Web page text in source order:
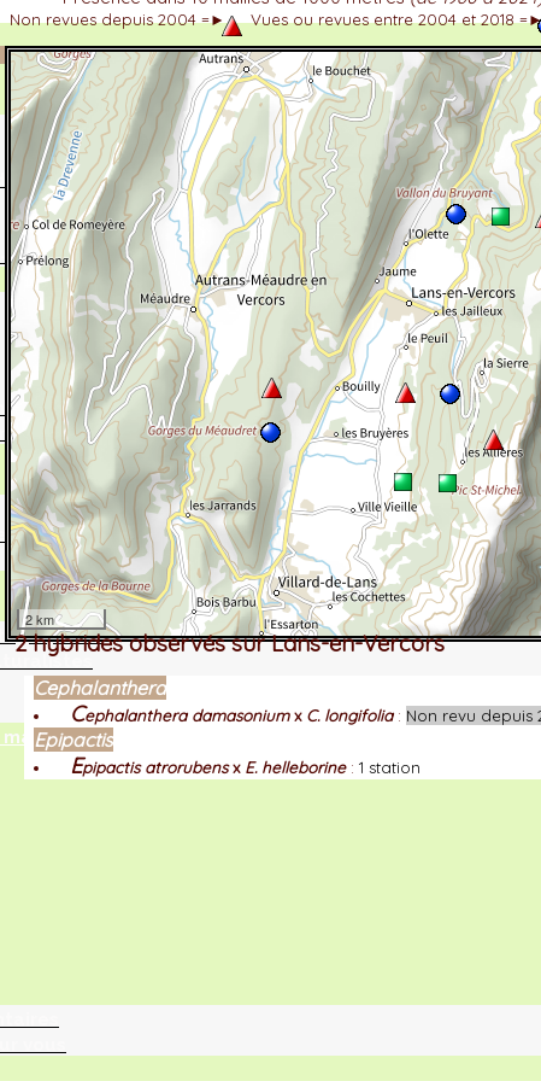
Alpes
cotations UICN)
?
maille
2 km
2 hybrides observés sur Lans-en-Vercors
Cephalanthera
Cephalanthera damasoniumx C. longifolia: Non revu depuis
Epipactis
Epipactis atrorubensx E. helleborine: 1 station
Non revues depuis 2004 =► Vues ou revues entre 2004 et 2018